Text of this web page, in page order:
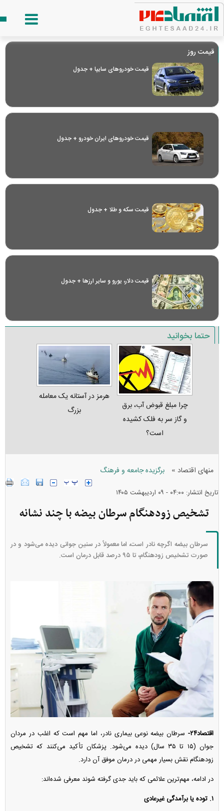
قیمت روز
قیمت خودرو‌های سایپا + جدول
قیمت خودرو‌های ایران خودرو + جدول
قیمت سکه و طلا + جدول
قیمت دلار، یورو و سایر ارز‌ها + جدول
حتما بخوانید
چرا مبلغ قبوض آب، برق
و گاز سر به فلک کشیده
است؟
هرمز در آستانه یک معامله
بزرگ
منهای اقتصاد » برگزیده جامعه و فرهنگ
تاریخ انتشار: ۰۴:۰۰ - ۰۹ ارديبهشت ۱۴۰۵
تشخیص زودهنگام سرطان بیضه با چند نشانه
سرطان بیضه اگرچه نادر است، اما معمولاً در سنین جوانی دیده می‌شود و در
صورت تشخیص زودهنگام، تا ۹۵ درصد قابل درمان است.
اقتصاد۲۴-
سرطان بیضه نوعی بیماری نادر، اما مهم است که اغلب در مردان
جوان (۱۵ تا ۳۵ سال) دیده می‌شود. پزشکان تأکید می‌کنند که تشخیص
زودهنگام نقش بسیار مهمی در درمان موفق آن دارد.
در ادامه، مهم‌ترین علائمی که باید جدی گرفته شوند معرفی شده‌اند:
۱. توده یا برآمدگی غیرعادی